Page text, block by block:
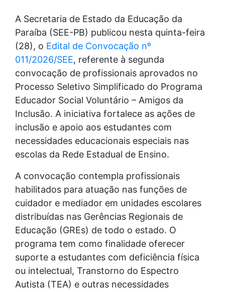
A Secretaria de Estado da Educação da
Paraíba (SEE-PB) publicou nesta quinta-feira
(28), o Edital de Convocação nº
011/2026/SEE, referente à segunda
convocação de profissionais aprovados no
Processo Seletivo Simplificado do Programa
Educador Social Voluntário – Amigos da
Inclusão. A iniciativa fortalece as ações de
inclusão e apoio aos estudantes com
necessidades educacionais especiais nas
escolas da Rede Estadual de Ensino.
A convocação contempla profissionais
habilitados para atuação nas funções de
cuidador e mediador em unidades escolares
distribuídas nas Gerências Regionais de
Educação (GREs) de todo o estado. O
programa tem como finalidade oferecer
suporte a estudantes com deficiência física
ou intelectual, Transtorno do Espectro
Autista (TEA) e outras necessidades